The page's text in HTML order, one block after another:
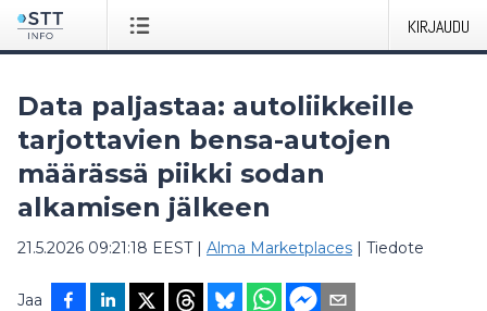
KIRJAUDU
Data paljastaa: autoliikkeille
tarjottavien bensa-autojen
määrässä piikki sodan
alkamisen jälkeen
21.5.2026 09:21:18 EEST| Alma Marketplaces | Tiedote
Jaa